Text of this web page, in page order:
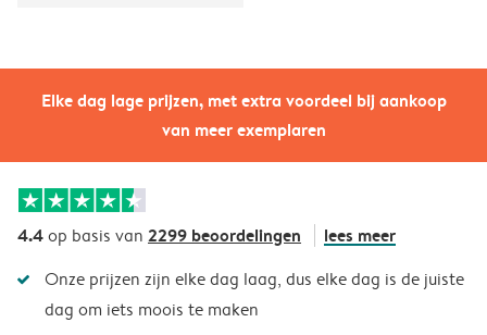
Elke dag lage prijzen, met extra voordeel bij aankoop
van meer exemplaren
4.4op basis van 2299 beoordelingen lees meer
Onze prijzen zijn elke dag laag, dus elke dag is de juiste
dag om iets moois te maken